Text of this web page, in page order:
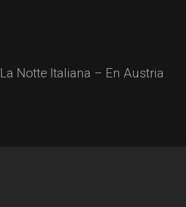
La Notte Italiana – En Austria